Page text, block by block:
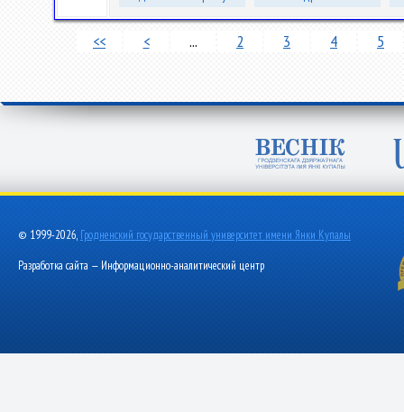
<< < ... 2 3 4 5
© 1999-2026, Гродненский государственный университет имени Янки Купалы
Разработка сайта — Информационно-аналитический центр